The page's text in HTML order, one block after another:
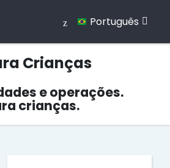
Português
Crianças
e operações.
crianças.